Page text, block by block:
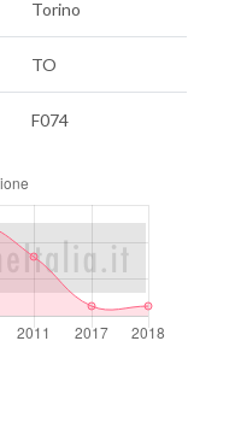
Torino
TO
F074